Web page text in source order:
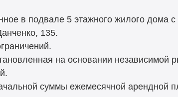
в подвале 5 этажного жилого дома
135.
на основании независимой
суммы ежемесячной арендной